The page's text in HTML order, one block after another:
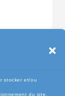
stocker et/ou
du site,